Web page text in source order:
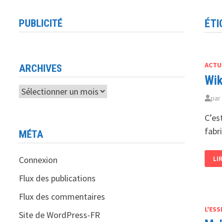
par
ET
PUBLICITÉ
ARCHIVES
Archives
MÉTA
Connexion
Flux des publications
Flux des commentaires
Site de WordPress-FR